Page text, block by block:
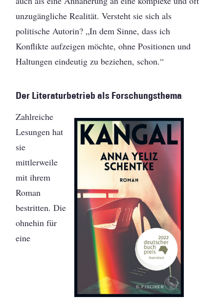
unzugängliche Realität. Versteht sie sich als
politische Autorin? „In dem Sinne, dass ich
Konflikte aufzeigen möchte, ohne Positionen und
Haltungen eindeutig zu beziehen, schon.“
Der Literaturbetrieb als Forschungsthema
Zahlreiche
Lesungen hat
sie
mittlerweile
mit ihrem
Roman
bestritten. Die
ohnehin für
eine